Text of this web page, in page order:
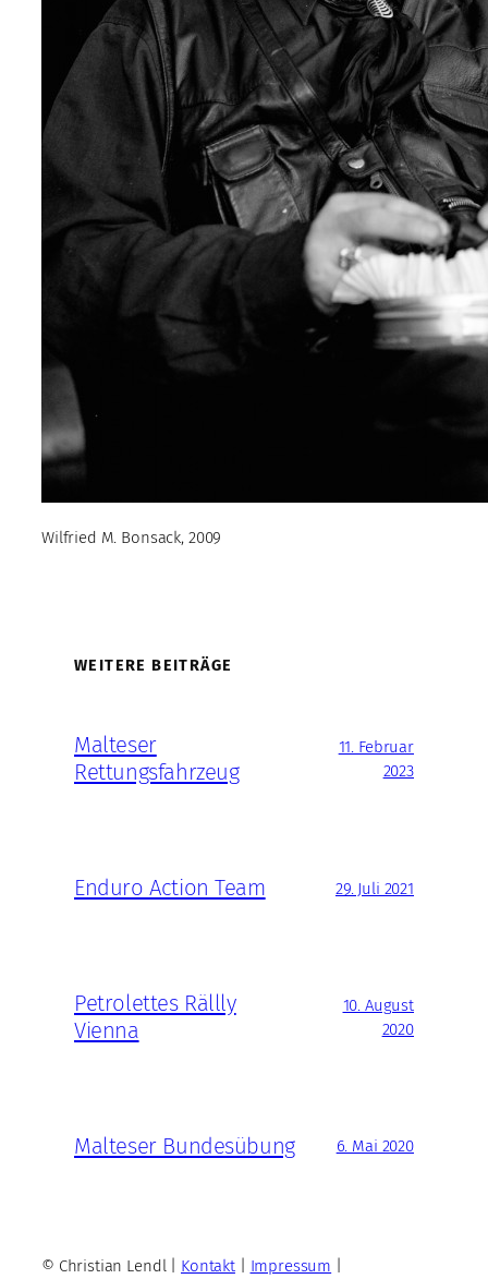
Wilfried M. Bonsack, 2009
WEITERE BEITRÄGE
Malteser
Rettungsfahrzeug
11. Februar
2023
Enduro Action Team 29. Juli 2021
Petrolettes Rällly
Vienna
10. August
2020
Malteser Bundesübung 6. Mai 2020
© Christian Lendl | Kontakt| Impressum